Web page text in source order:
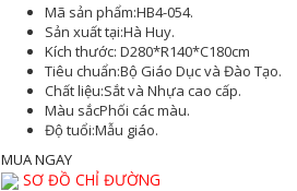
Mã sản phẩm:HB4-054.
Sản xuất tại:Hà Huy.
Kích thước: D280*R140*C180cm
Tiêu chuẩn:Bộ Giáo Dục và Đào Tạo.
Chất liệu:Sắt và Nhựa cao cấp.
Màu sắcPhối các màu.
Độ tuổi:Mẫu giáo.
MUA NGAY
SƠ ĐỒ CHỈ ĐƯỜNG